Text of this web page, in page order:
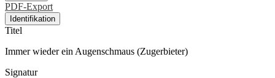
PDF-Export
Identifikation
Titel
Immer wieder ein Augenschmaus (Zugerbieter)
Signatur